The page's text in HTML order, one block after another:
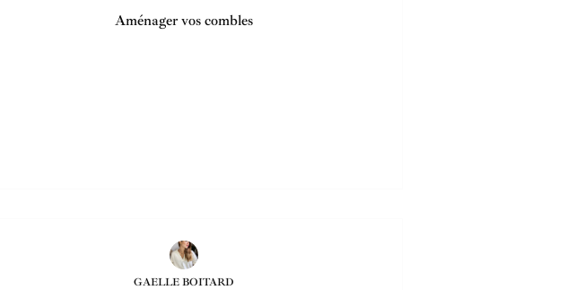
Aménager vos combles
GAELLE BOITARD